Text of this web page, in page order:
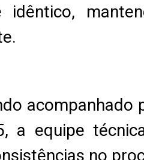
idêntico,
a equipe
no